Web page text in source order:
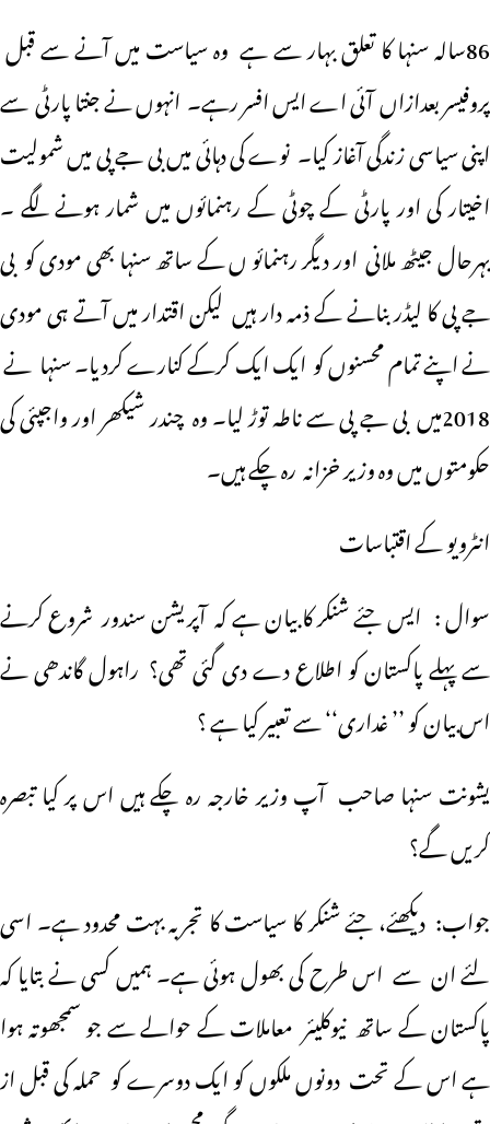
86سالہ سنہا کا تعلق بہار سے ہے وہ سیاست میں آنے سے قبل
پروفیسر بعدازاں آئی اے ایس افسر رہے۔ انہوں نے جنتا پارٹی سے
اپنی سیاسی زندگی آغاز کیا۔ نوے کی دہائی میں بی جے پی میں شمولیت
اخیتار کی اور پارٹی کے چوٹی کے رہنمائوں میں شمار ہونے لگے ۔
بہرحال جیٹھ ملانی اور دیگر رہنمائو ں کے ساتھ سنہا بھی مودی کو بی
جے پی کا لیڈر بنانے کے ذمہ دار ہیں لیکن اقتدار میں آتے ہی مودی
نے اپنے تمام محسنوں کو ایک ایک کرکے کنارے کردیا۔ سنہا نے
2018میں بی جے پی سے ناطہ توڑ لیا۔ وہ چندر شیکھر اور واجپئی کی
حکومتوں میں وہ وزیر خزانہ رہ چکے ہیں۔
انٹرویو کے اقتباسات
سوال : ایس جئے شنکر کا بیان ہے کہ آپریشن سندور شروع کرنے
سے پہلے پاکستان کو اطلاع دے دی گئی تھی؟ راہول گاندھی نے
اس بیان کو ’’ غداری‘‘ سے تعبیر کیا ہے ؟
یشونت سنہا صاحب آپ وزیر خارجہ رہ چکے ہیں اس پر کیا تبصرہ
کریں گے؟
جواب: دیکھئے، جئے شنکر کا سیاست کا تجربہ بہت محدود ہے۔ اسی
لئے ان سے اس طرح کی بھول ہوئی ہے۔ ہمیں کسی نے بتایا کہ
پاکستان کے ساتھ نیوکلیئر معاملات کے حوالے سے جو سمجھوتہ ہوا
ہے اس کے تحت دونوں ملکوں کو ایک دوسرے کو حملہ کی قبل از